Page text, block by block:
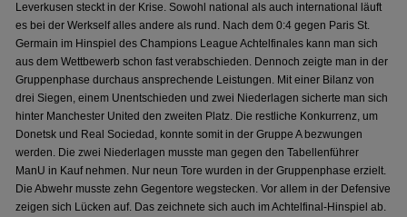
Leverkusen steckt in der Krise. Sowohl national als auch international läuft
es bei der Werkself alles andere als rund. Nach dem 0:4 gegen Paris St.
Germain im Hinspiel des Champions League Achtelfinales kann man sich
aus dem Wettbewerb schon fast verabschieden. Dennoch zeigte man in der
Gruppenphase durchaus ansprechende Leistungen. Mit einer Bilanz von
drei Siegen, einem Unentschieden und zwei Niederlagen sicherte man sich
hinter Manchester United den zweiten Platz. Die restliche Konkurrenz, um
Donetsk und Real Sociedad, konnte somit in der Gruppe A bezwungen
werden. Die zwei Niederlagen musste man gegen den Tabellenführer
ManU in Kauf nehmen. Nur neun Tore wurden in der Gruppenphase erzielt.
Die Abwehr musste zehn Gegentore wegstecken. Vor allem in der Defensive
zeigen sich Lücken auf. Das zeichnete sich auch im Achtelfinal-Hinspiel ab.